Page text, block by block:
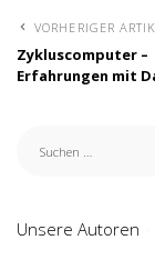
VORHERIGER
Zykluscomputer –
Erfahrungen mit
Unsere Autoren